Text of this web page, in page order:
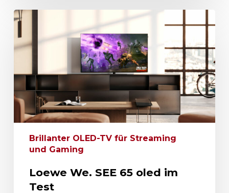
Brillanter OLED-TV für Streaming
und Gaming
Loewe We. SEE 65 oled im
Test